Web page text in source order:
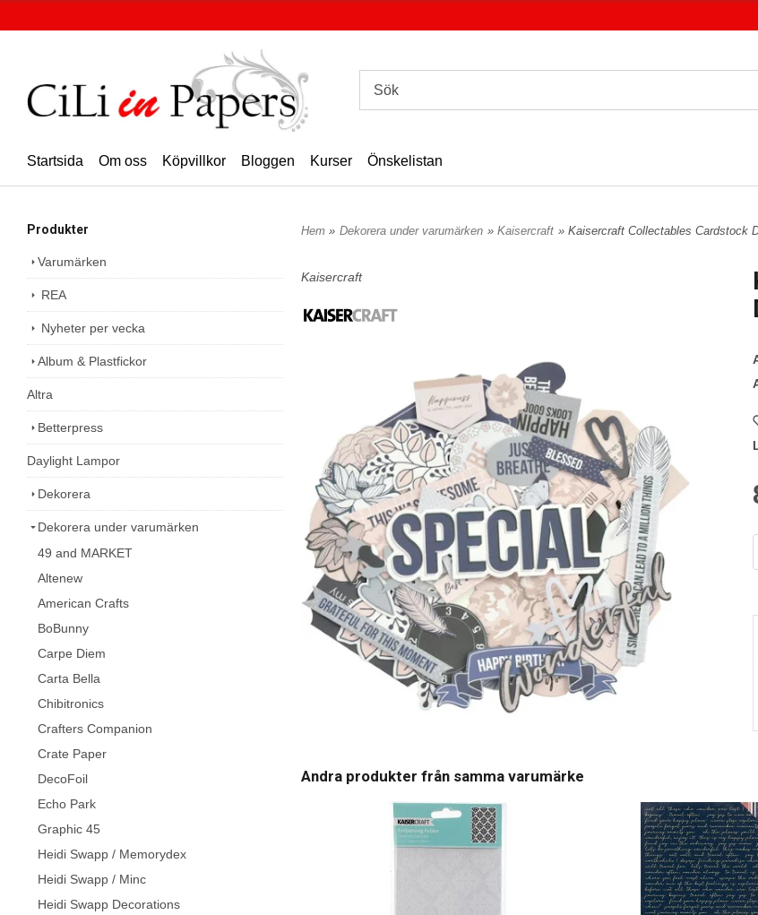
Startsida Om oss Köpvillkor Bloggen Kurser Önskelistan
Produkter
Varumärken
REA
Nyheter per vecka
Album & Plastfickor
Altra
Betterpress
Daylight Lampor
Dekorera
Dekorera under varumärken
49 and MARKET
Altenew
American Crafts
BoBunny
Carpe Diem
Carta Bella
Chibitronics
Crafters Companion
Crate Paper
DecoFoil
Echo Park
Graphic 45
Heidi Swapp / Memorydex
Heidi Swapp / Minc
Heidi Swapp Decorations
Hem » Dekorera under varumärken » Kaisercraft » Kaisercraft Collectables Cardstock
Kaisercraft
Andra produkter från samma varumärke